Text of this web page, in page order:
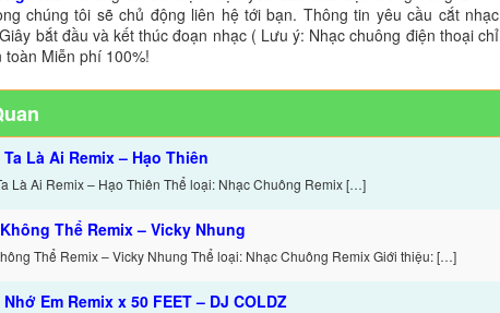
chúng tôi sẽ chủ động liên hệ tới bạn. Thông tin yêu cầu cắt nhạc
bắt đầu và kết thúc đoạn nhạc ( Lưu ý: Nhạc chuông điện thoại chỉ
Miễn phí 100%!
Là Ai Remix – Hạo Thiên
Là Ai Remix – Hạo Thiên Thể loại: Nhạc Chuông Remix […]
Thể Remix – Vicky Nhung
Thể Remix – Vicky Nhung Thể loại: Nhạc Chuông Remix Giới thiệu: […]
Em Remix x 50 FEET – DJ COLDZ